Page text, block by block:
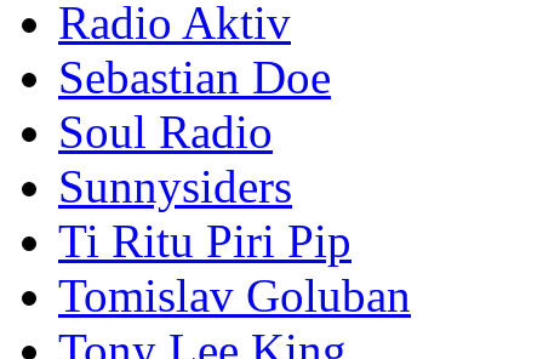
Radio Aktiv
Sebastian Doe
Soul Radio
Sunnysiders
Ti Ritu Piri Pip
Tomislav Goluban